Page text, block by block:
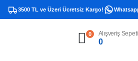
3500 TL ve Üzeri Ücretsiz Kargo! Whatsapp
0 Alışveriş Sepeti
0